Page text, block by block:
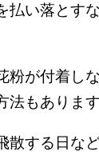
払い落とす
粉が付着し
法もあります
散する日な